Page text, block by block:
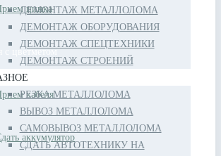
цинка
с цветметом
кабеля
аккумулятор
ДЕМОНТАЖ МЕТАЛЛОЛОМА
ДЕМОНТАЖ ОБОРУДОВАНИЯ
ДЕМОНТАЖ СПЕЦТЕХНИКИ
ДЕМОНТАЖ СТРОЕНИЙ
РЕЗКА МЕТАЛЛОЛОМА
ВЫВОЗ МЕТАЛЛОЛОМА
САМОВЫВОЗ МЕТАЛЛОЛОМА
СДАТЬ АВТОТЕХНИКУ НА